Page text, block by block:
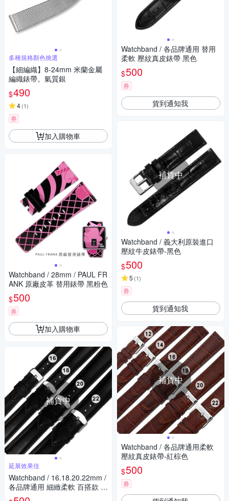
多種規格顏色挑選
【細編織】8-24mm 米蘭金屬
編織錶帶。氣質銀
$490
4(1)
券
加入購物車
Watchband / 28mm / PAUL FR
ANK 原廠皮革 替用錶帶 黑粉色
$500
券
加入購物車
補貨中
延展效果佳
Watchband / 16.18.20.22mm /
各品牌通用 細緻柔軟 百搭款 真
皮錶帶-黑色
Watchband / 各品牌通用 替用
柔軟 壓紋真皮錶帶 黑色
$500
券
貨到通知我
補貨中
Watchband / 義大利原裝進口
壓紋牛皮錶帶-黑色
$500
5 (1)
券
貨到通知我
補貨中
Watchband / 各品牌通用柔軟
壓紋真皮錶帶-紅棕色
$500
券